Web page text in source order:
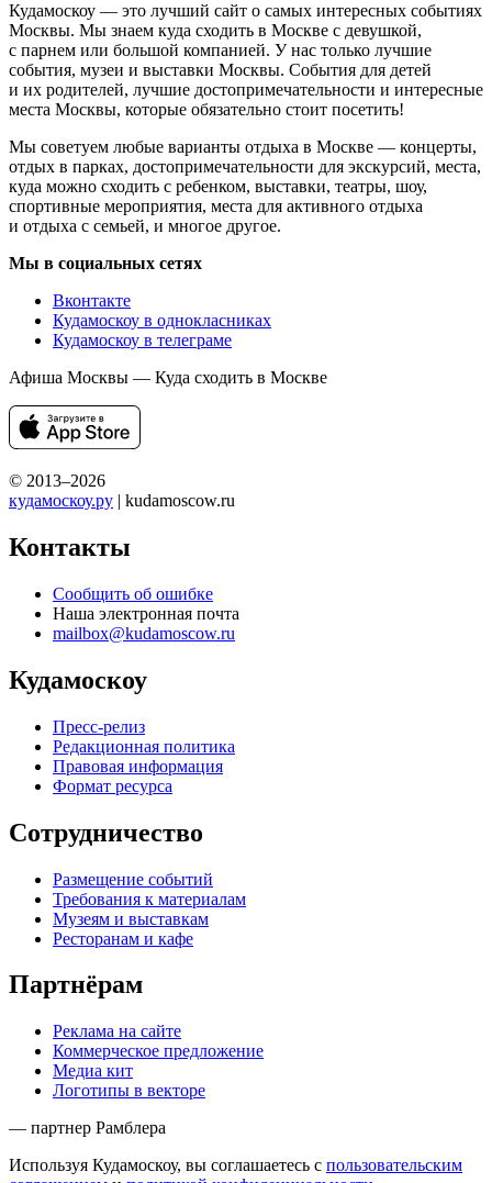
Кудамоскоу — это лучший сайт о самых интересных событиях
Москвы. Мы знаем куда сходить в Москве с девушкой,
с парнем или большой компанией. У нас только лучшие
события, музеи и выставки Москвы. События для детей
и их родителей, лучшие достопримечательности и интересные
места Москвы, которые обязательно стоит посетить!
Мы советуем любые варианты отдыха в Москве — концерты,
отдых в парках, достопримечательности для экскурсий, места,
куда можно сходить с ребенком, выставки, театры, шоу,
спортивные мероприятия, места для активного отдыха
и отдыха с семьей, и многое другое.
Мы в социальных сетях
Вконтакте
Кудамоскоу в однокласниках
Кудамоскоу в телеграме
Афиша Москвы — Куда сходить в Москве
© 2013–2026
кудамоскоу.ру | kudamoscow.ru
Контакты
Сообщить об ошибке
Наша электронная почта
mailbox@kudamoscow.ru
Кудамоскоу
Пресс-релиз
Редакционная политика
Правовая информация
Формат ресурса
Сотрудничество
Размещение событий
Требования к материалам
Музеям и выставкам
Ресторанам и кафе
Партнёрам
Реклама на сайте
Коммерческое предложение
Медиа кит
Логотипы в векторе
— партнер Рамблера
Используя Кудамоскоу, вы соглашаетесь с пользовательским